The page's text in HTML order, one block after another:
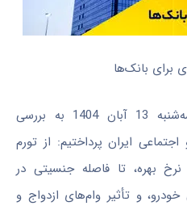
برای بانک‌ها
در برنامه امروز «تیتر یک» سه‌شنبه 13 آبان 1404 به بررسی
ایران پرداختیم: از تورم
بهره، تا فاصله جنسیتی در
خودرو، و تأثیر وام‌های ازدواج و